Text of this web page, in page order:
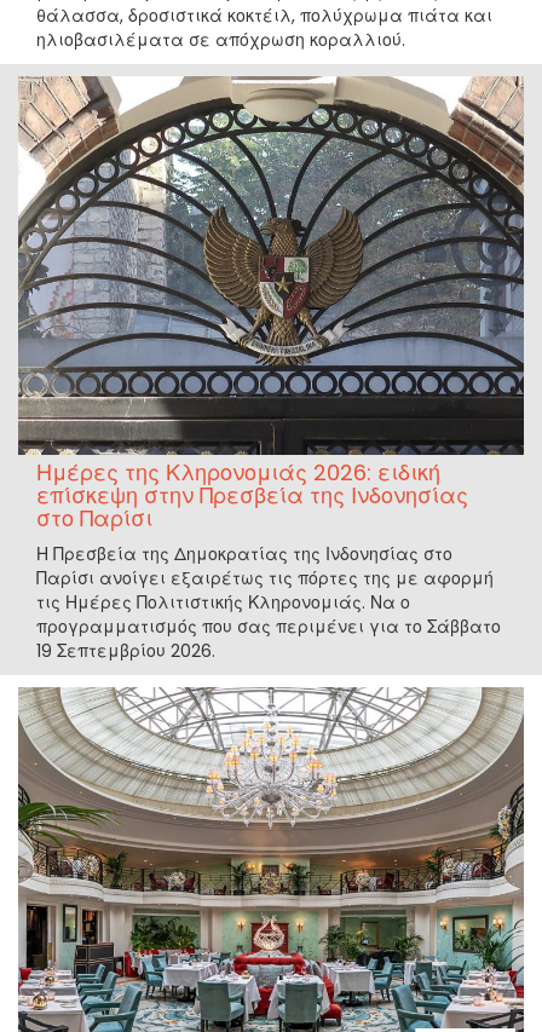
θάλασσα, δροσιστικά κοκτέιλ, πολύχρωμα πιάτα και
ηλιοβασιλέματα σε απόχρωση κοραλλιού.
Ημέρες της Κληρονομιάς 2026: ειδική
επίσκεψη στην Πρεσβεία της Ινδονησίας
στο Παρίσι
Η Πρεσβεία της Δημοκρατίας της Ινδονησίας στο
Παρίσι ανοίγει εξαιρέτως τις πόρτες της με αφορμή
τις Ημέρες Πολιτιστικής Κληρονομιάς. Να ο
προγραμματισμός που σας περιμένει για το Σάββατο
19 Σεπτεμβρίου 2026.